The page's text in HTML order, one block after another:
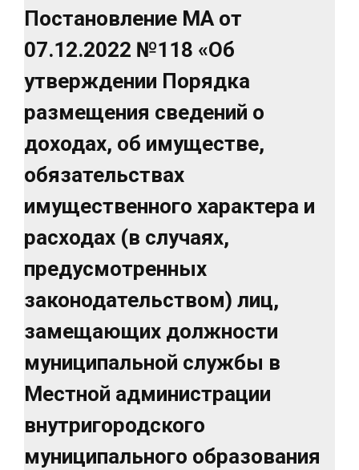
Постановление МА от
07.12.2022 №118 «Об
утверждении Порядка
размещения сведений о
доходах, об имуществе,
обязательствах
имущественного характера и
расходах (в случаях,
предусмотренных
законодательством) лиц,
замещающих должности
муниципальной службы в
Местной администрации
внутригородского
муниципального образования